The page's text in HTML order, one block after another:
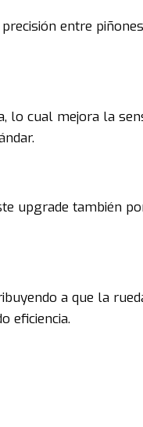
entre
lo cual mejora la
upgrade también
a que la
eficiencia.